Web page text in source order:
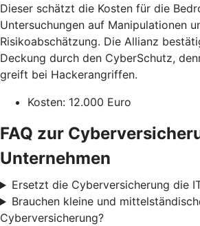
Dieser schätzt die Kosten für die
Untersuchungen auf Manipulationen
Risikoabschätzung. Die Allianz
Deckung durch den CyberSchutz,
greift bei Hackerangriffen.
Kosten: 12.000 Euro
FAQ zur
Unternehmen
Ersetzt die Cyberversicherung die
Brauchen kleine und
Cyberversicherung?